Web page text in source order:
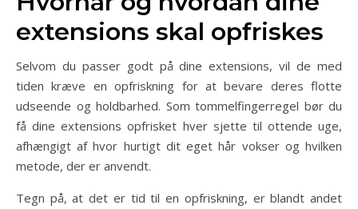
extensions skal opfriskes
Selvom du passer godt på dine extensions, vil de med
tiden kræve en opfriskning for at bevare deres flotte
udseende og holdbarhed. Som tommelfingerregel bør du
få dine extensions opfrisket hver sjette til ottende uge,
afhængigt af hvor hurtigt dit eget hår vokser og hvilken
metode, der er anvendt.
Tegn på, at det er tid til en opfriskning, er blandt andet